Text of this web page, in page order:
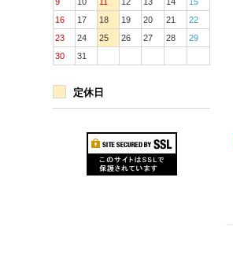
16
17 18 19 20 21
22
23
24 25 26 27 28
29
30
31
定休日